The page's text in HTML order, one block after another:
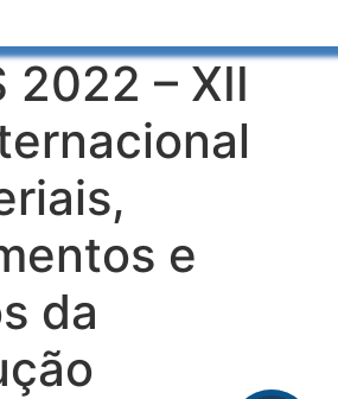
2022 – XII
e
da